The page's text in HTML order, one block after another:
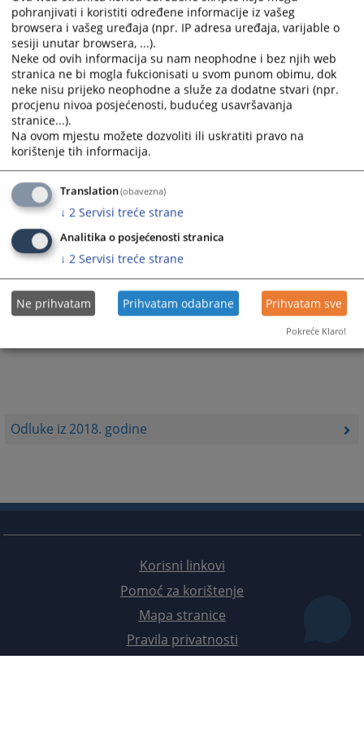
Odluke iz 2018. godine
calendar
and
select
a
date.
Press
the
question
mark
key
to
get
the
keyboard
shortcuts
for
changing
dates.
calendar
and
select
a
date.
Press
question
mark
key
to
get
keyboard
shortcuts
for
changing
dates.
Trenutno nema vijesti
Korisni linkovi
Pomoć za korištenje
Mapa stranice
Pravila privatnosti
pohranjivati i koristiti određene informacije iz vašeg
browsera i vašeg uređaja (npr. IP adresa uređaja, varijable o
sesiji unutar browsera, ...).
Neke od ovih informacija su nam neophodne i bez njih web
stranica ne bi mogla fukcionisati u svom punom obimu, dok
neke nisu prijeko neophodne a služe za dodatne stvari (npr.
procjenu nivoa posjećenosti, budućeg usavršavanja
stranice...).
Na ovom mjestu možete dozvoliti ili uskratiti pravo na
korištenje tih informacija.
Translation(obavezna)
↓ 2 Servisi treće strane
Analitika o posjećenosti stranica
↓ 2 Servisi treće strane
Ne prihvatam Prihvatam odabrane Prihvatam sve
Pokreće Klaro!